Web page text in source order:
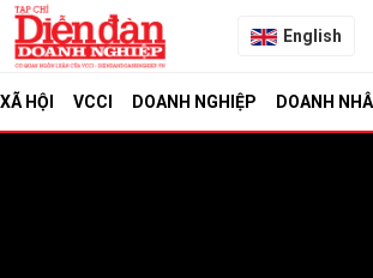
English
HỘI VCCI DOANH NGHIỆP DOANH